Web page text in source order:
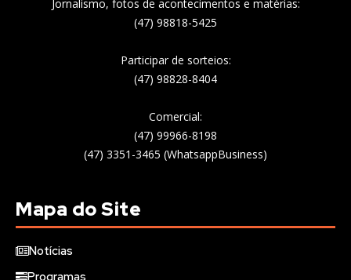
Jornalismo, fotos de acontecimentos e matérias:
(47) 98818-5425
Participar de sorteios:
(47) 98828-8404
Comercial:
(47) 99966-8198
(47) 3351-3465 (WhatsappBusiness)
Mapa do Site
Notícias